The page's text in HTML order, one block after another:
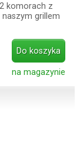
komorach z
grillem
Do koszyka
na magazynie